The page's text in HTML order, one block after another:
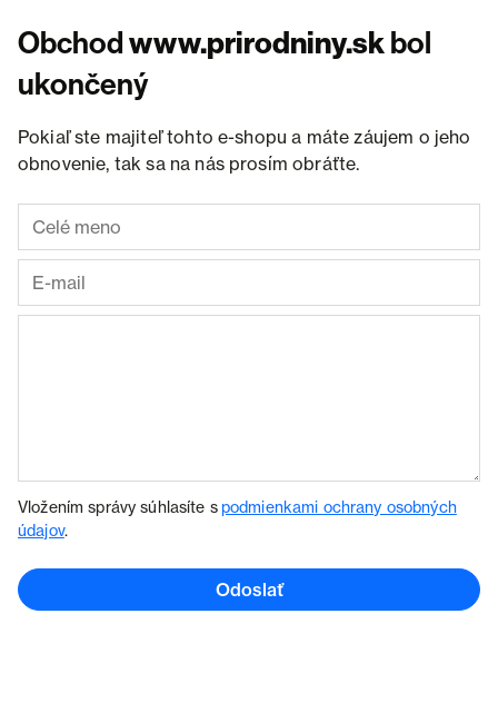
Obchodwww.prirodniny.skbol
ukončený
Pokiaľ ste majiteľ tohto e-shopu a máte záujem o jeho
obnovenie, tak sa na nás prosím obráťte.
Vložením správy súhlasíte spodmienkami ochrany osobných
údajov.
Odoslať